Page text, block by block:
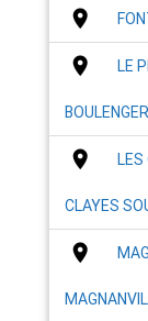
place
place LE
BOULENGER
place LES
CLAYES
place